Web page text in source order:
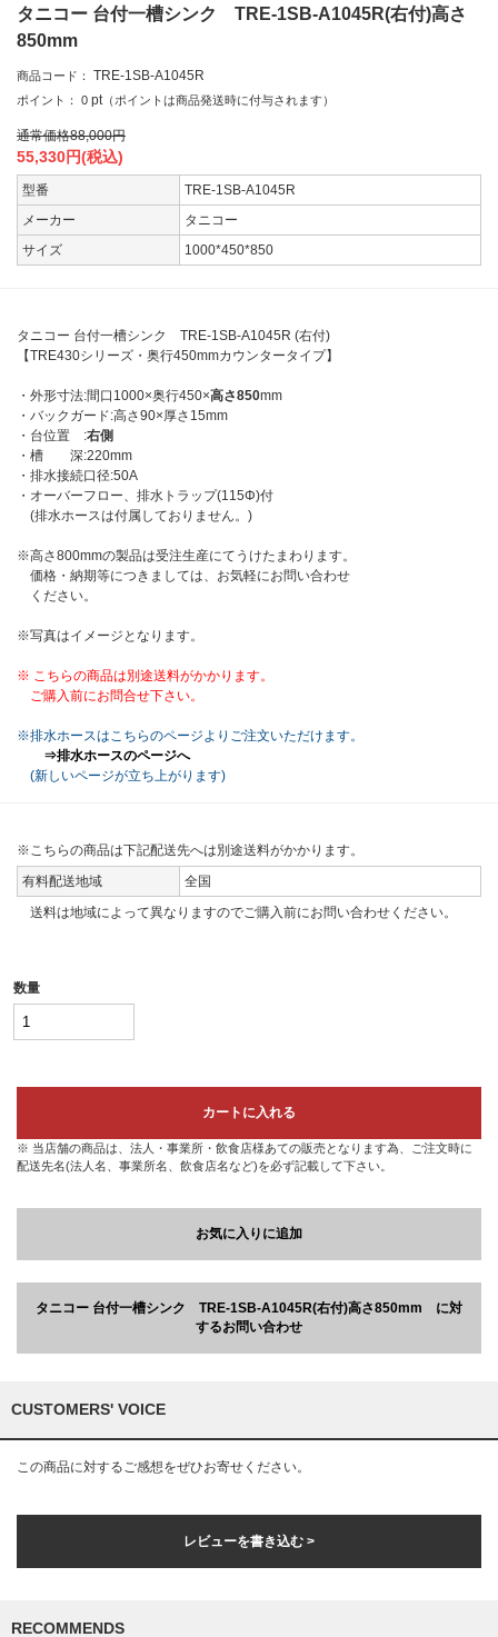
タニコー 台付一槽シンク TRE-1SB-A1045R(右付)高さ
850mm
商品コード： TRE-1SB-A1045R
ポイント： 0 pt （ポイントは商品発送時に付与されます）
通常価格88,000円
55,330円(税込)
型番
TRE-1SB-A1045R
メーカー
タニコー
サイズ
1000*450*850
タニコー 台付一槽シンク TRE-1SB-A1045R (右付)
【TRE430シリーズ・奥行450mmカウンタータイプ】
・外形寸法:間口1000×奥行450×高さ850mm
・バックガード:高さ90×厚さ15mm
・台位置 :右側
・槽 深:220mm
・排水接続口径:50A
・オーバーフロー、排水トラップ(115Φ)付
(排水ホースは付属しておりません。)
※高さ800mmの製品は受注生産にてうけたまわります。
価格・納期等につきましては、お気軽にお問い合わせ
ください。
※写真はイメージとなります。
※ こちらの商品は別途送料がかかります。
ご購入前にお問合せ下さい。
※排水ホースはこちらのページよりご注文いただけます。
⇒排水ホースのページへ
(新しいページが立ち上がります)
※こちらの商品は下記配送先へは別途送料がかかります。
有料配送地域
全国
送料は地域によって異なりますのでご購入前にお問い合わせください。
数量
カートに入れる
※ 当店舗の商品は、法人・事業所・飲食店様あての販売となります為、ご注文時に
配送先名(法人名、事業所名、飲食店名など)を必ず記載して下さい。
お気に入りに追加
タニコー 台付一槽シンク TRE-1SB-A1045R(右付)高さ850mm に対
するお問い合わせ
CUSTOMERS' VOICE
この商品に対するご感想をぜひお寄せください。
レビューを書き込む >
RECOMMENDS